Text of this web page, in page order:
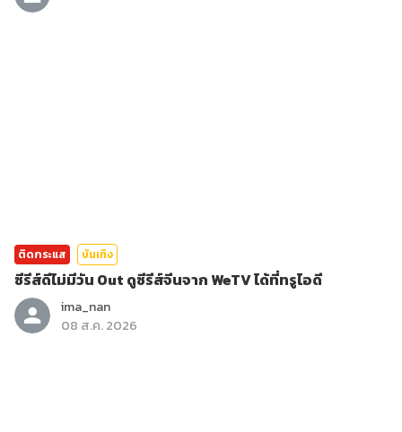
ติดกระแส บันเทิง
ซีรีส์ดีไม่มีวัน Out ดูซีรีส์จีนจาก WeTV ได้ที่ทรูไอดี
ima_nan
08 ส.ค. 2026